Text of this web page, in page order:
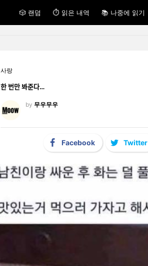
🎲 랜덤 ⏱ 읽은 내역 📚 나중에 읽기
사랑
한 번만 봐준다…
by 무우무우
Facebook Twitter